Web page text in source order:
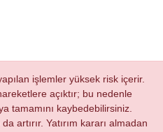
işlemler yüksek risk içerir.
açıktır; bu nedenle
tamamını kaybedebilirsiniz.
artırır. Yatırım kararı almadan